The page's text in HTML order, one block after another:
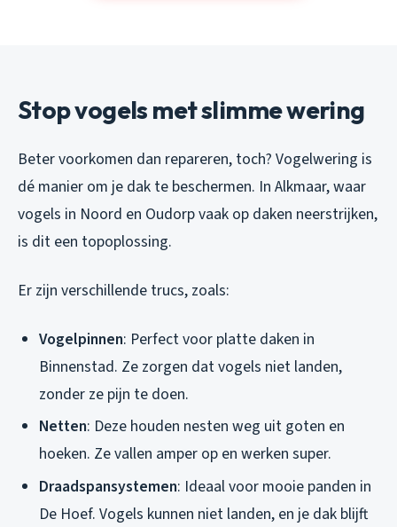
Stop vogels met slimme wering
Beter voorkomen dan repareren, toch? Vogelwering is
dé manier om je dak te beschermen. In Alkmaar, waar
vogels in Noord en Oudorp vaak op daken neerstrijken,
is dit een topoplossing.
Er zijn verschillende trucs, zoals:
Vogelpinnen: Perfect voor platte daken in
Binnenstad. Ze zorgen dat vogels niet landen,
zonder ze pijn te doen.
Netten: Deze houden nesten weg uit goten en
hoeken. Ze vallen amper op en werken super.
Draadspansystemen: Ideaal voor mooie panden in
De Hoef. Vogels kunnen niet landen, en je dak blijft